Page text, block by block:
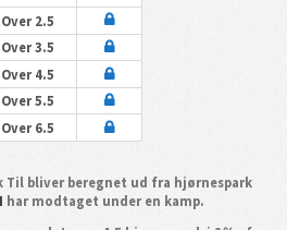
Over 2.5
Over 3.5
Over 4.5
Over 5.5
Over 6.5
Til bliver beregnet ud fra hjørnespark
har modtaget under en kamp.